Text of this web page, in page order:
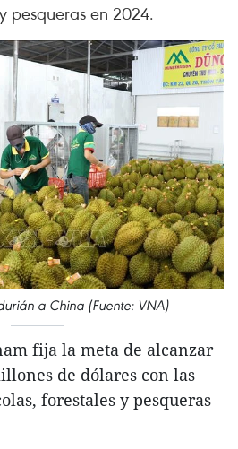
pesqueras en 2024.
a China (Fuente: VNA)
fija la meta de alcanzar
de dólares con las
forestales y pesqueras